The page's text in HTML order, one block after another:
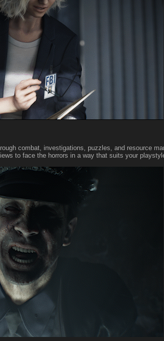
combat, investigations, puzzles, and resource
to face the horrors in a way that suits your